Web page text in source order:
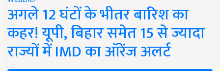
अगले 12 घंटों के भीतर बारिश का
कहर! यूपी, बिहार समेत 15 से ज्यादा
राज्यों में IMD का ऑरेंज अलर्ट